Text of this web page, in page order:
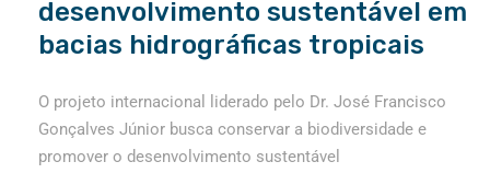
desenvolvimento sustentável em
bacias hidrográficas tropicais
O projeto internacional liderado pelo Dr. José Francisco
Gonçalves Júnior busca conservar a biodiversidade e
promover o desenvolvimento sustentável